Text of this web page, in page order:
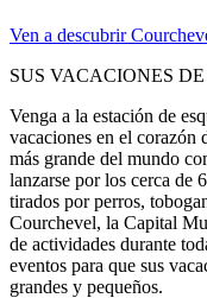
Ven a descubrir
SUS VACACIONES
Venga a la estación de
vacaciones en el corazón
más grande del mundo
lanzarse por los cerca de
tirados por perros,
Courchevel, la Capital
de actividades durante
eventos para que sus
grandes y pequeños.